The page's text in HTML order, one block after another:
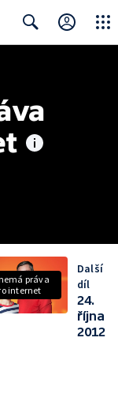
práva
internet
Další
díl
24.
října
2012